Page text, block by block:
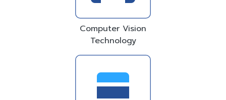
Computer Vision
Technology